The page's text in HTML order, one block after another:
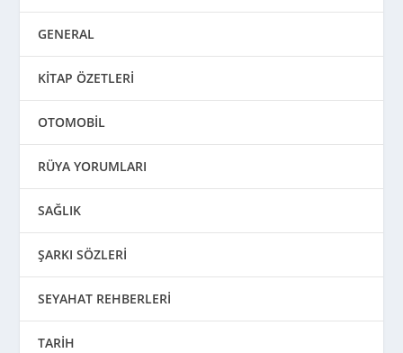
GENERAL
KİTAP ÖZETLERİ
OTOMOBİL
RÜYA YORUMLARI
SAĞLIK
ŞARKI SÖZLERİ
SEYAHAT REHBERLERİ
TARİH